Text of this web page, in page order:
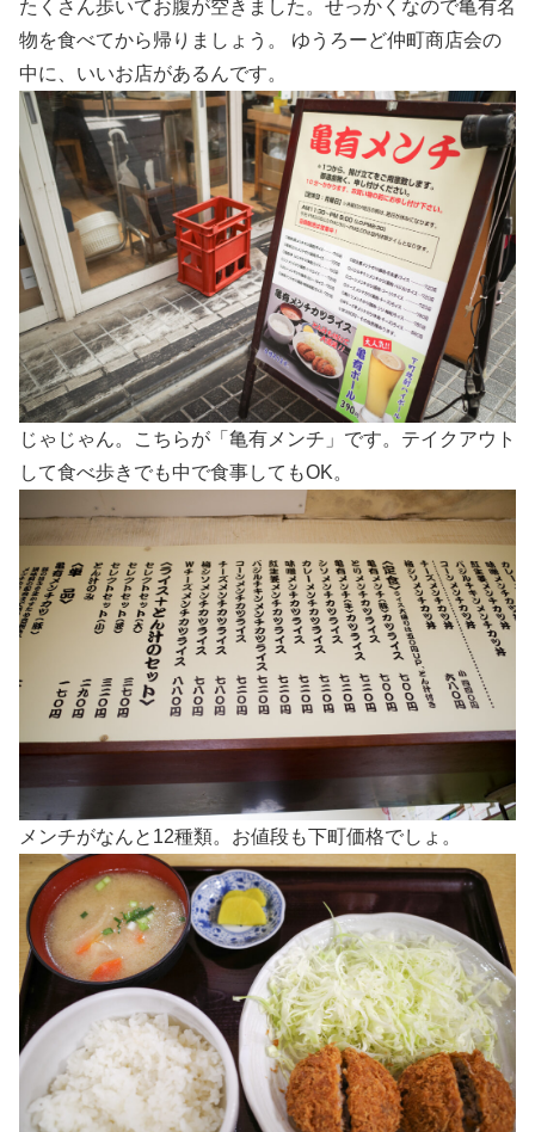
たくさん歩いてお腹が空きました。せっかくなので亀有名
物を食べてから帰りましょう。 ゆうろーど仲町商店会の
中に、いいお店があるんです。
じゃじゃん。こちらが「亀有メンチ」です。テイクアウト
して食べ歩きでも中で食事してもOK。
メンチがなんと12種類。お値段も下町価格でしょ。